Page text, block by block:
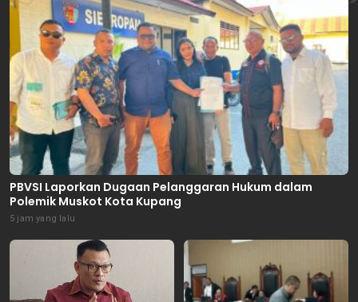
PBVSI Laporkan Dugaan Pelanggaran Hukum dalam
Polemik Muskot Kota Kupang
5 jam yang lalu